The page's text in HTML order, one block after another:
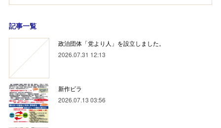
記事一覧
政治団体「党より人」を設立しました。
2026.07.31 12:13
新作ビラ
2026.07.13 03:56